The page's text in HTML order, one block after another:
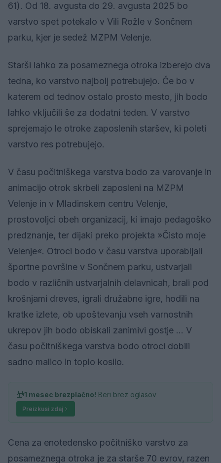
61). Od 18. avgusta do 29. avgusta 2025 bo
varstvo spet potekalo v Vili Rožle v Sončnem
parku, kjer je sedež MZPM Velenje.
Starši lahko za posameznega otroka izberejo dva
tedna, ko varstvo najbolj potrebujejo. Če bo v
katerem od tednov ostalo prosto mesto, jih bodo
lahko vključili še za dodatni teden. V varstvo
sprejemajo le otroke zaposlenih staršev, ki poleti
varstvo res potrebujejo.
V času počitniškega varstva bodo za varovanje in
animacijo otrok skrbeli zaposleni na MZPM
Velenje in v Mladinskem centru Velenje,
prostovoljci obeh organizacij, ki imajo pedagoško
predznanje, ter dijaki preko projekta »Čisto moje
Velenje«. Otroci bodo v času varstva uporabljali
športne površine v Sončnem parku, ustvarjali
bodo v različnih ustvarjalnih delavnicah, brali pod
krošnjami dreves, igrali družabne igre, hodili na
kratke izlete, ob upoštevanju vseh varnostnih
ukrepov jih bodo obiskali zanimivi gostje … V
času počitniškega varstva bodo otroci dobili
sadno malico in toplo kosilo.
🎁1 mesec brezplačno! Beri brez oglasov
Preizkusi zdaj
Cena za enotedensko počitniško varstvo za
posameznega otroka je za starše 70 evrov, razen